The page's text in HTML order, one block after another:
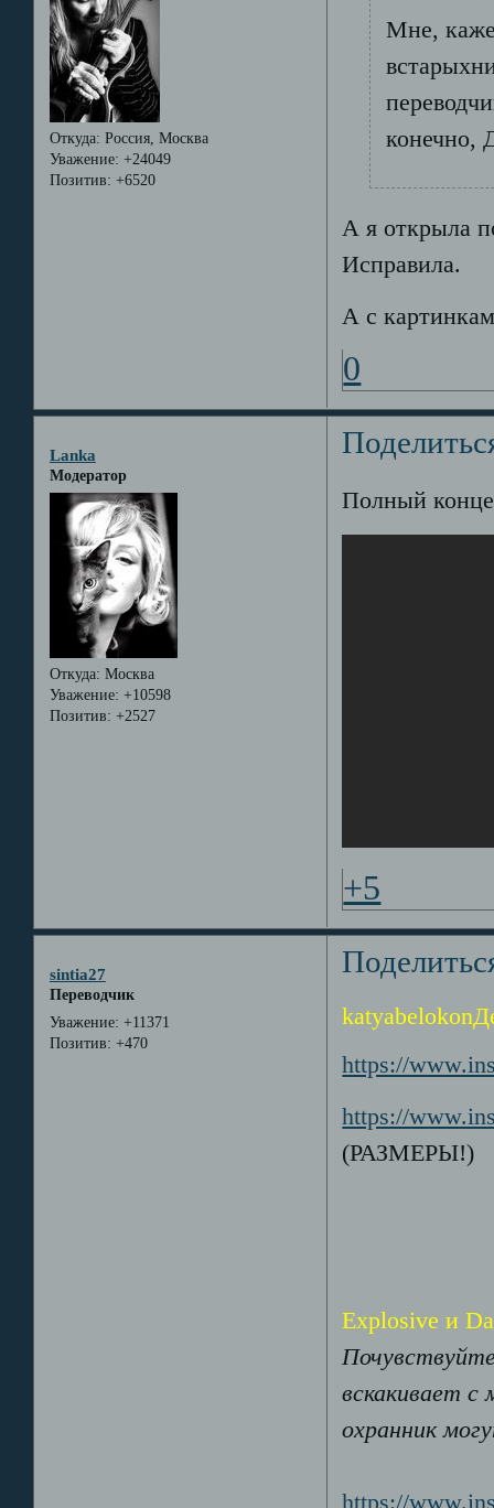
Откуда: Россия, Москва
Уважение: +24049
Позитив: +6520
Мне,
конечно,
А я открыла
Исправила.
А с
0
Lanka
Модератор
Откуда: Москва
Уважение: +10598
Позитив: +2527
Полный
+5
sintia27
Переводчик
Уважение: +11371
Позитив: +470
https://
https://
(РАЗМЕРЫ!)
Explosive и
вскакивает
охранник
https://